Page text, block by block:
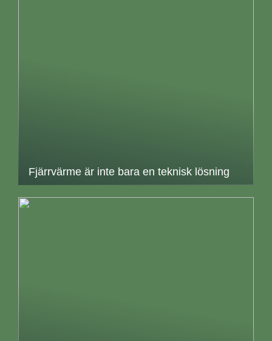
Fjärrvärme är inte bara en teknisk lösning